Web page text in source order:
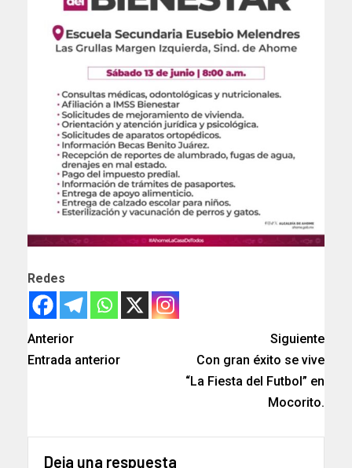
Redes
Anterior
Entrada anterior
Siguiente
Con gran éxito se vive
“La Fiesta del Futbol” en
Mocorito.
Deja una respuesta